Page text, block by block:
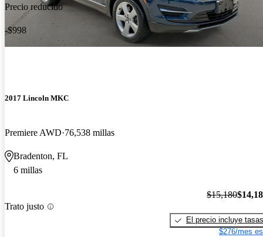
Precio reducido
-$998
2017 Lincoln MKC
Premiere AWD 76,538 millas
Bradenton, FL
6 millas
Trato justo
$15,180
El precio incluye tasas
$276/mes